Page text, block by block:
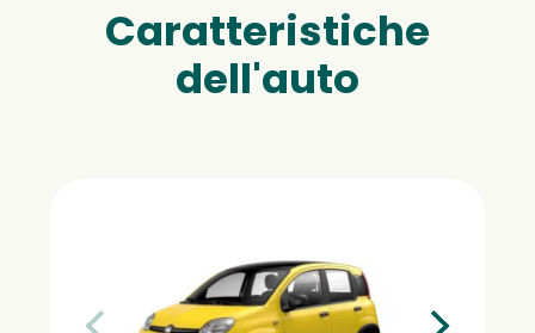
Caratteristiche
dell'auto